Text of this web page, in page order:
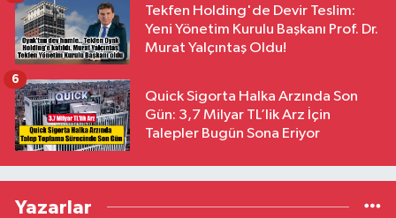
Tekfen Holding'de Devir Teslim:
Yeni Yönetim Kurulu Başkanı Prof. Dr.
Murat Yalçıntaş Oldu!
Quick Sigorta Halka Arzında Son
Gün: 3,7 Milyar TL’lik Arz İçin
Talepler Bugün Sona Eriyor
6
Yazarlar